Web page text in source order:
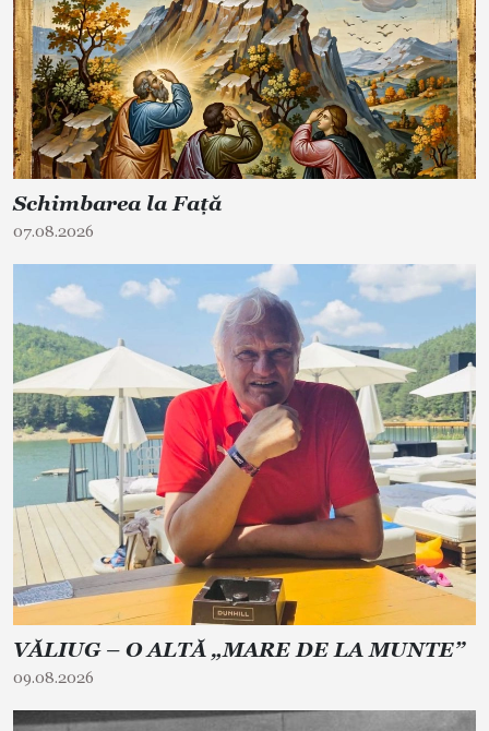
Schimbarea la Față
07.08.2026
VĂLIUG – O ALTĂ „MARE DE LA MUNTE”
09.08.2026